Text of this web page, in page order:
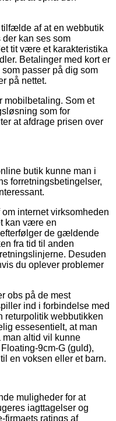
af at en webbutik
kan ses som
tit være et karakteristika
Betalinger med kort er
passer på dig som
på nettet.
mobilbetaling. Som et
som for
at afdrage prisen over
butik kunne man i
forretningsbetingelser,
internet virksomheden
kan være en
de gældende
fra tid til anden
Desuden
du oplever problemer
obs på de mest
ind i forbindelse med
returpolitik webbutikken
essesentielt, at man
man altid vil kunne
9cm-G (guld),
en voksen eller et barn.
muligheder for at
iagttagelser og
firmaets ratings af